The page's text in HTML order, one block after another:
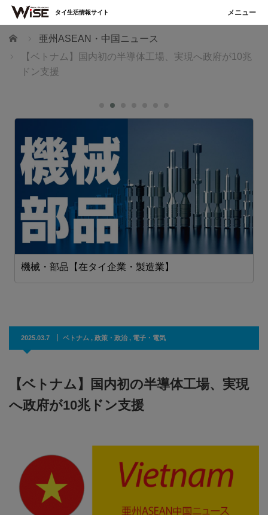
ホーム
亜州ASEAN・中国ニュース
【ベトナム】国内初の半導体工場、実現へ政府が10兆
ドン支援
機械・部品【在タイ企業・製造業】
2025.03.7 ベトナム , 政策・政治, 電子・電気
【ベトナム】国内初の半導体工場、実現
へ政府が10兆ドン支援
タイ生活情報サイト